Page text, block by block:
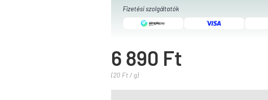
Fizetési szolgáltatók
6 890 Ft
(20 Ft / g)